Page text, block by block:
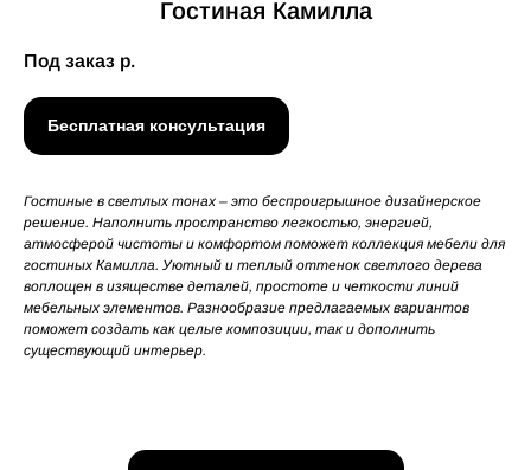
Гостиная Камилла
Под заказ р.
Бесплатная консультация
Гостиные в светлых тонах – это беспроигрышное дизайнерское
решение. Наполнить пространство легкостью, энергией,
атмосферой чистоты и комфортом поможет коллекция мебели для
гостиных Камилла. Уютный и теплый оттенок светлого дерева
воплощен в изяществе деталей, простоте и четкости линий
мебельных элементов. Разнообразие предлагаемых вариантов
поможет создать как целые композиции, так и дополнить
существующий интерьер.